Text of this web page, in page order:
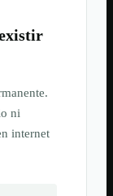
ni
internet